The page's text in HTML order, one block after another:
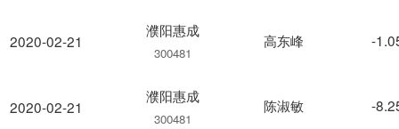
2020-02-21
2020-02-21
濮阳惠成
300481
高东峰 -
濮阳惠成
300481
陈淑敏 -